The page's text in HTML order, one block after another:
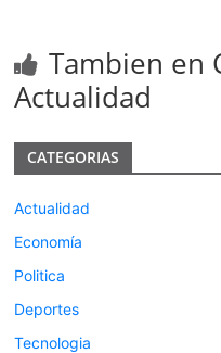
Tambien en
Actualidad
CATEGORIAS
Actualidad
Economía
Politica
Deportes
Tecnologia